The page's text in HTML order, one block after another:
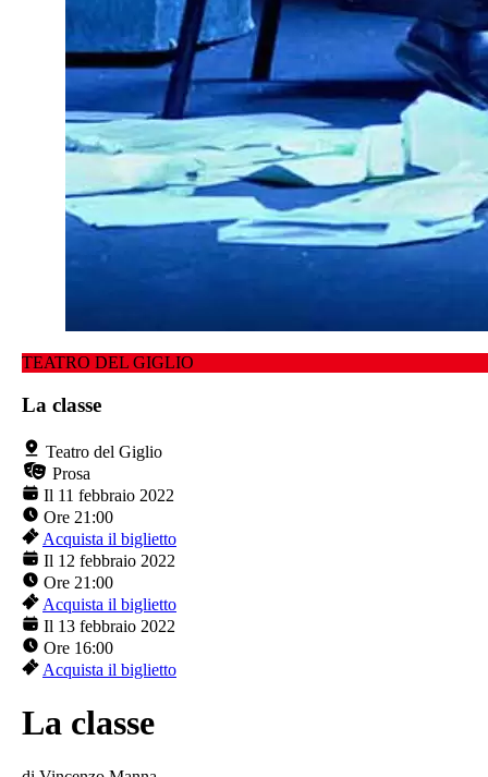
TEATRO DEL GIGLIO
La classe
Teatro del Giglio
Prosa
Il 11 febbraio 2022
Ore 21:00
Acquista il biglietto
Il 12 febbraio 2022
Ore 21:00
Acquista il biglietto
Il 13 febbraio 2022
Ore 16:00
Acquista il biglietto
La classe